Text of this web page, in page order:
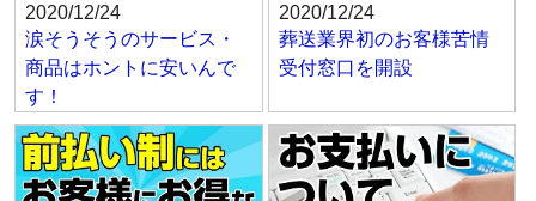
2020/12/24
涙そうそうのサービス・
商品はホントに安いんで
す！
2020/12/24
葬送業界初のお客様苦情
受付窓口を開設